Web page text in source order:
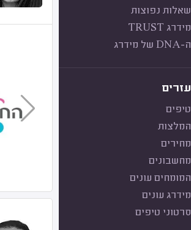
שאלות נפוצות
מידרג TRUST
ה-DNA של מידרג
עזרים
טיפים
המלצות
מחירים
מחשבונים
המומחים עונים
מידרג עונים
סרטוני טיפים